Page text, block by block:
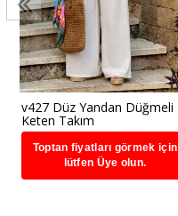
v427 Düz Yandan Düğmeli
Keten Takım
Toptan fiyatları görmek için
lütfen Üye olun.